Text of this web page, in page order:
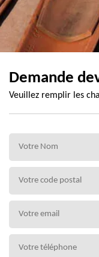
Demande
Veuillez remplir les